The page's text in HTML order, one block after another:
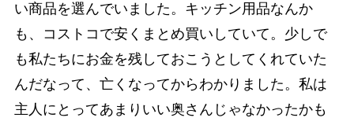
い商品を選んでいました。キッチン用品なんか
も、コストコで安くまとめ買いしていて。少しで
も私たちにお金を残しておこうとしてくれていた
んだなって、亡くなってからわかりました。私は
主人にとってあまりいい奥さんじゃなかったかも